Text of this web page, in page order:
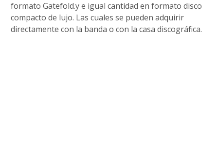
formato Gatefold.y e igual cantidad en formato disco
compacto de lujo. Las cuales se pueden adquirir
directamente con la banda o con la casa discográfica.